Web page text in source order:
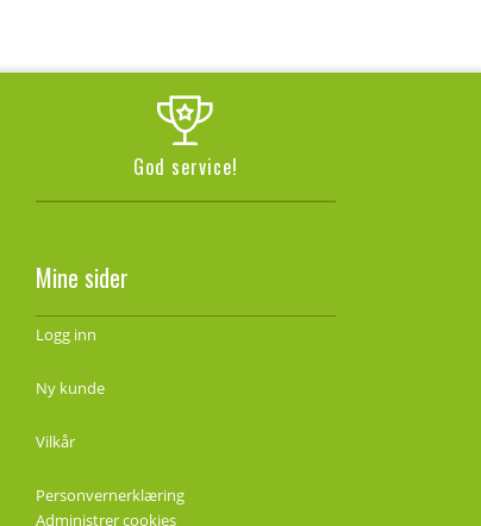
God service!
Mine sider
Logg inn
Ny kunde
Vilkår
Personvernerklæring
Administrer cookies